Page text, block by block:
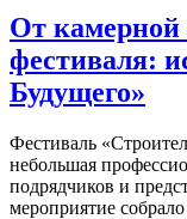
От камерной
фестиваля:
Будущего»
Фестиваль
небольшая
подрядчиков и
мероприятие